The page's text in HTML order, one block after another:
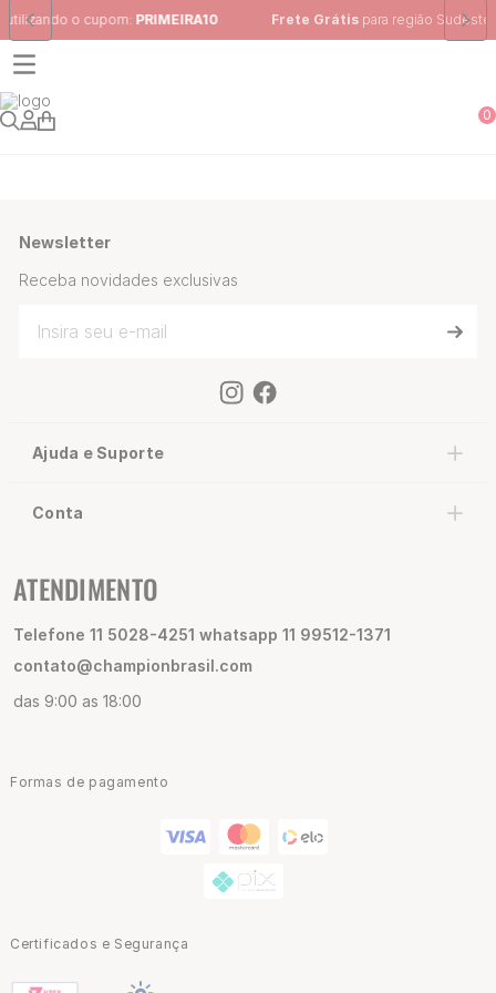
PRIMEIRA10 Frete Grátis para região Sudeste em pedidos acima
0
Newsletter
Receba novidades exclusivas
Ajuda e Suporte
Conta
ATENDIMENTO
Telefone 11 5028-4251 whatsapp 11 99512-1371
contato@championbrasil.com
das 9:00 as 18:00
Formas de pagamento
Certificados e Segurança